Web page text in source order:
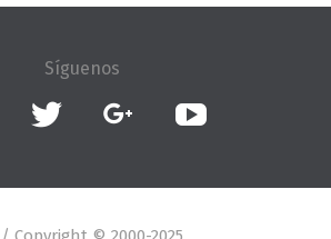
Facebook Twitter Google+